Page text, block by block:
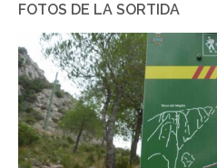
FOTOS DE LA SORTIDA